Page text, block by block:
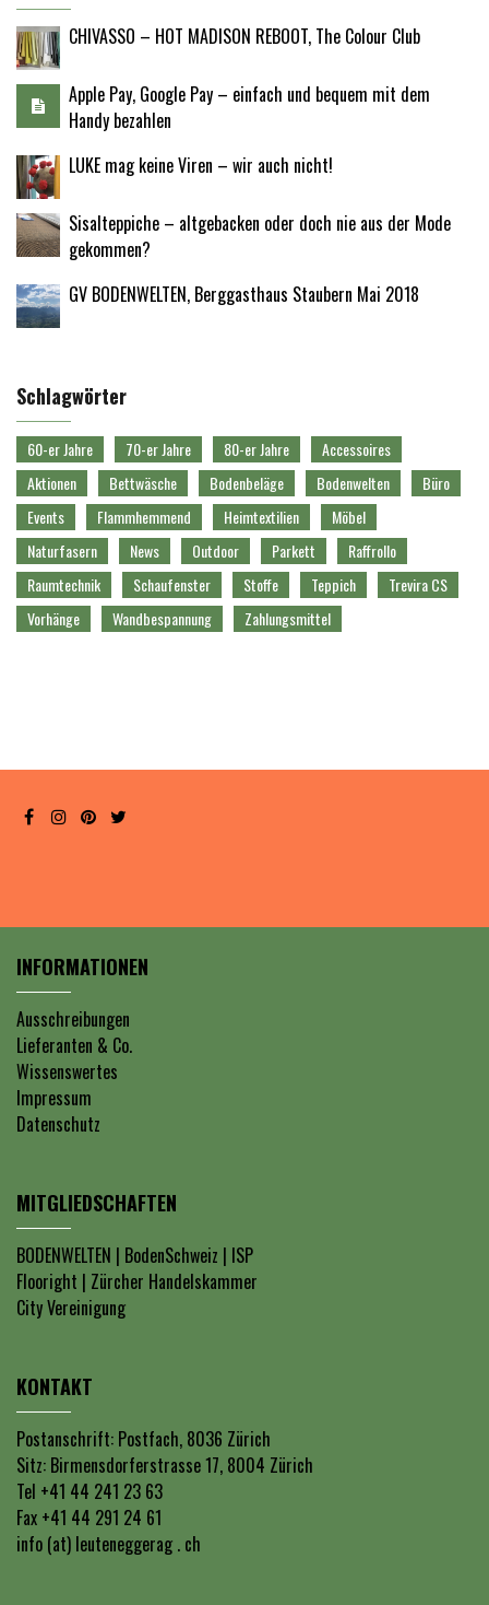
CHIVASSO – HOT MADISON REBOOT, The Colour Club
Apple Pay, Google Pay – einfach und bequem mit dem
Handy bezahlen
LUKE mag keine Viren – wir auch nicht!
Sisalteppiche – altgebacken oder doch nie aus der Mode
gekommen?
GV BODENWELTEN, Berggasthaus Staubern Mai 2018
Schlagwörter
60-er Jahre 70-er Jahre 80-er Jahre
Accessoires
Aktionen
Bettwäsche Bodenbeläge Bodenwelten
Büro
Events
Flammhemmend Heimtextilien
Möbel
Naturfasern
News Outdoor Parkett
Raffrollo
Raumtechnik
Schaufenster Stoffe Teppich
Trevira CS
Vorhänge
Wandbespannung Zahlungsmittel
INFORMATIONEN
Ausschreibungen
Lieferanten & Co.
Wissenswertes
Impressum
Datenschutz
MITGLIEDSCHAFTEN
BODENWELTEN | BodenSchweiz | ISP
Flooright | Zürcher Handelskammer
City Vereinigung
KONTAKT
Postanschrift: Postfach, 8036 Zürich
Sitz: Birmensdorferstrasse 17, 8004 Zürich
Tel +41 44 241 23 63
Fax +41 44 291 24 61
info (at) leuteneggerag . ch